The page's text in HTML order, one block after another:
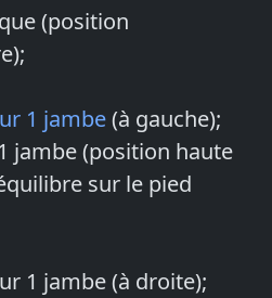
(position
1 jambe(à gauche);
jambe (position haute
sur le pied
1 jambe (à droite);